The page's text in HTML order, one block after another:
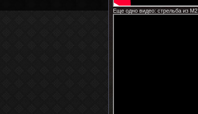
Еще одно видео: стрельба из М2